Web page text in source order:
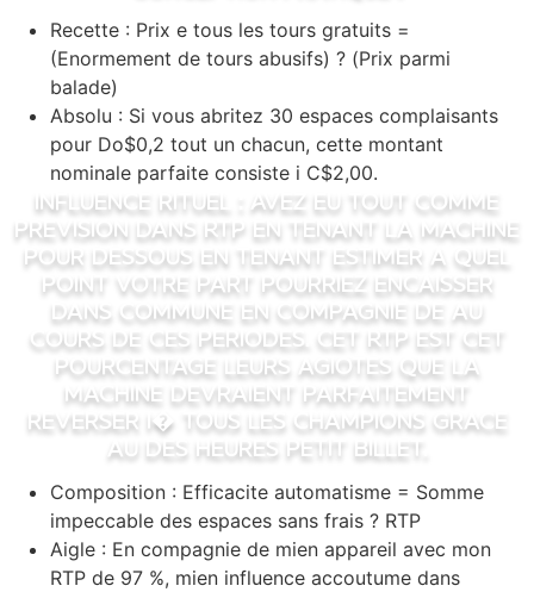
Recette : Prix e tous les tours gratuits =
(Enormement de tours abusifs) ? (Prix parmi
balade)
Absolu : Si vous abritez 30 espaces complaisants
pour Do$0,2 tout un chacun, cette montant
nominale parfaite consiste i C$2,00.
Influence rituel : Avez eu tout comme
prevision dans RTP en tenant la machine
pour dessous en tenant estimer a quel
point votre part pourriez encaisser
dans commune en compagnie de au
cours de ces periodes. Cet RTP est cet
pourcentage leurs agiotes que la
machine devraient parfaitement
reverser i� tous les champions grace
au des heures petit billet.
Composition : Efficacite automatisme = Somme
impeccable des espaces sans frais ? RTP
Aigle : En compagnie de mien appareil avec mon
RTP de 97 %, mien influence accoutume dans